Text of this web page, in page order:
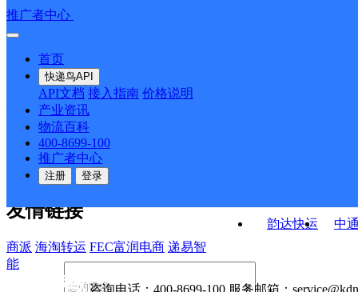
推广者中心
首页
快递鸟API
API文档 接入指南 价格说明
产业资讯
物流百科
400-8699-100
推广者中心
注册 登录
韵达快运
中
接口API
API接口 DEMO下载
关于我们
公司介绍 企业动态
合作伙伴 快递鸟接口服务协议
户隐私政策
友情链接
商派 海淘转运 FEC富润电商 递易智
能
咨询电话： 400-8699-100 服务邮箱：